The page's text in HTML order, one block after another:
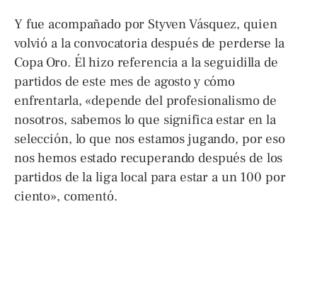
Y fue acompañado por Styven Vásquez, quien
volvió a la convocatoria después de perderse la
Copa Oro. Él hizo referencia a la seguidilla de
partidos de este mes de agosto y cómo
enfrentarla, «depende del profesionalismo de
nosotros, sabemos lo que significa estar en la
selección, lo que nos estamos jugando, por eso
nos hemos estado recuperando después de los
partidos de la liga local para estar a un 100 por
ciento», comentó.